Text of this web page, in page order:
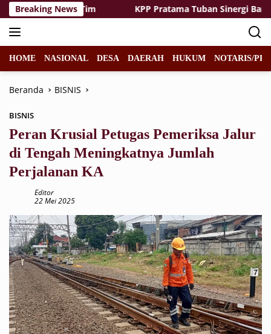
Langsung
ke
konten
Breaking News
Kekompakan Tim KPP Pratama Tuban Sinergi
HOME NASIONAL DESA DAERAH HUKUM NOTARIS/
Beranda BISNIS
BISNIS
Peran Krusial Petugas Pemeriksa Jalur
di Tengah Meningkatnya Jumlah
Perjalanan KA
Editor
22 Mei 2025